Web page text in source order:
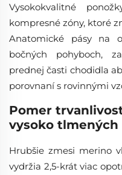
Vysokokvalitné
kompresné zóny, ktoré
Anatomické pásy na
bočných pohyboch,
prednej časti chodidla
porovnaní s rovinnými
Pomer
vysoko
Hrubšie zmesi merino
vydržia 2,5-krát viac